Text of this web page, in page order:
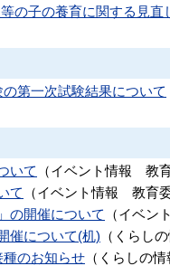
の子の養育に関する見直
第一次試験結果について
いて （イベント情報 教
て
（イベント情報 教育
の開催について
（イベン
催について(机) （ くらし
のお知らせ （ くらしの情